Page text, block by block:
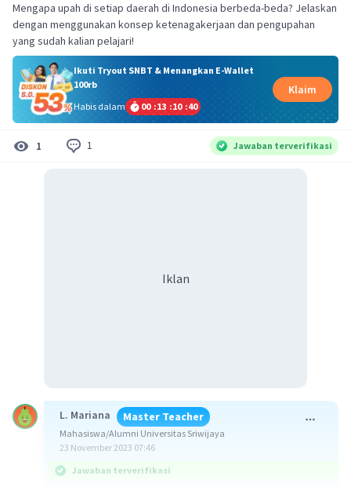
Mengapa upah di setiap daerah di Indonesia berbeda-beda? Jelaskan
dengan menggunakan konsep ketenagakerjaan dan pengupahan
yang sudah kalian pelajari!
Ikuti Tryout SNBT & Menangkan E-Wallet
100rb
Habis dalam
00 :13 :10 :39
Klaim
1 1 Jawaban terverifikasi
Iklan
L. Mariana Master Teacher
Mahasiswa/Alumni Universitas Sriwijaya
23 November 2023 07:46
Jawaban terverifikasi